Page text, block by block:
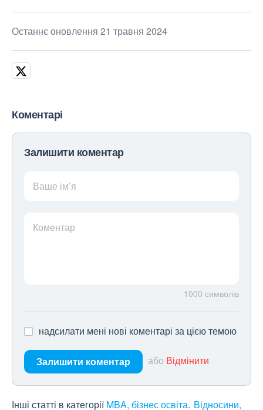
Останнє оновлення 21 травня 2024
Коментарі
Залишити коментар
Ваше ім’я
Коментар
1000 символів
надсилати мені нові коментарі за цією темою
Залишити коментар або Відмінити
Інші статті в категорії MBA, бізнес освіта Відносини,